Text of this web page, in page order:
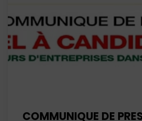
COMMUNIQUE DE